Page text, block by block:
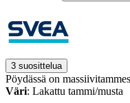
3 suosittelua
Pöydässä on
Väri: Lakattu tammi/musta